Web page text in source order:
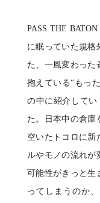
PASS THE
に眠っていた規格
た、⼀⾵変わった
抱えている“もっ
の中に紹介してい
た。⽇本中の倉庫
空いたトコロに新
ルやモノの流れが
可能性がきっと⽣
ってしまうのか